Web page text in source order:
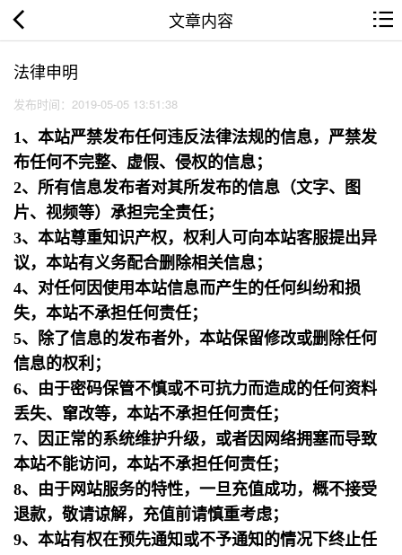
文章内容
法律申明
发布时间：2019-05-05 13:51:38
1、本站严禁发布任何违反法律法规的信息，严禁发
布任何不完整、虚假、侵权的信息；
2、所有信息发布者对其所发布的信息（文字、图
片、视频等）承担完全责任；
3、本站尊重知识产权，权利人可向本站客服提出异
议，本站有义务配合删除相关信息；
4、对任何因使用本站信息而产生的任何纠纷和损
失，本站不承担任何责任；
5、除了信息的发布者外，本站保留修改或删除任何
信息的权利；
6、由于密码保管不慎或不可抗力而造成的任何资料
丢失、窜改等，本站不承担任何责任；
7、因正常的系统维护升级，或者因网络拥塞而导致
本站不能访问，本站不承担任何责任；
8、由于网站服务的特性，一旦充值成功，概不接受
退款，敬请谅解，充值前请慎重考虑；
9、本站有权在预先通知或不予通知的情况下终止任